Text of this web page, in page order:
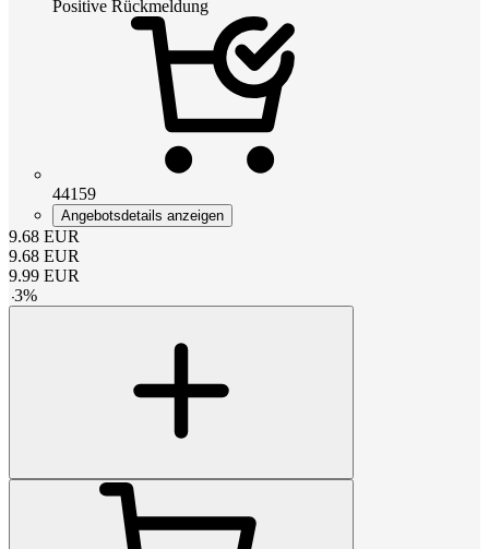
Positive Rückmeldung
44159
Angebotsdetails anzeigen
9.68 EUR
9.68 EUR
9.99 EUR
-3%